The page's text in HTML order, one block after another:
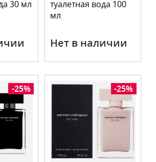
30 мл
туалетная вода 100
мл
Нет в наличии
-25% -25%